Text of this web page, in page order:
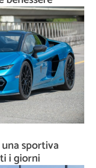
sportiva
i giorni